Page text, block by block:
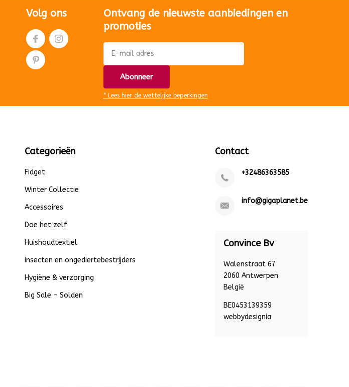
Volg ons
Ontvang de nieuwste aanbiedingen en
promoties
Abonneer
* Lees hier de wettelijke beperkingen
Categorieën
Fidget
Winter Collectie
Accessoires
Doe het zelf
Huishoudtextiel
insecten en ongediertebestrijders
Hygiëne & verzorging
Big Sale - Solden
Contact
+32486363585
info@gigaplanet.be
Convince Bv
Walenstraat 67
2060 Antwerpen
België
BE0453139359
webbydesignia